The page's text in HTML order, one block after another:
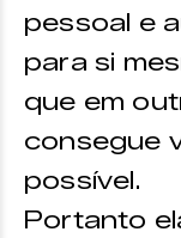
pessoal e
para si
que em
consegue
possível.
Portanto